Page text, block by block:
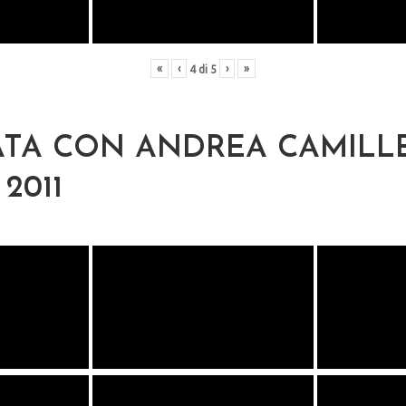
« ‹ 4di 5 › »
CON ANDREA